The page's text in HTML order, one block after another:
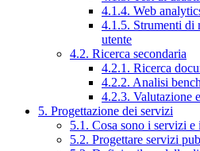
4.1.4. Web
4.1.5. Strumenti di
utente
4.2. Ricerca secondaria
4.2.1. Ricerca
4.2.2. Analisi
4.2.3. Valutazione
5. Progettazione dei servizi
5.1. Cosa sono i servizi e
5.2. Progettare servizi